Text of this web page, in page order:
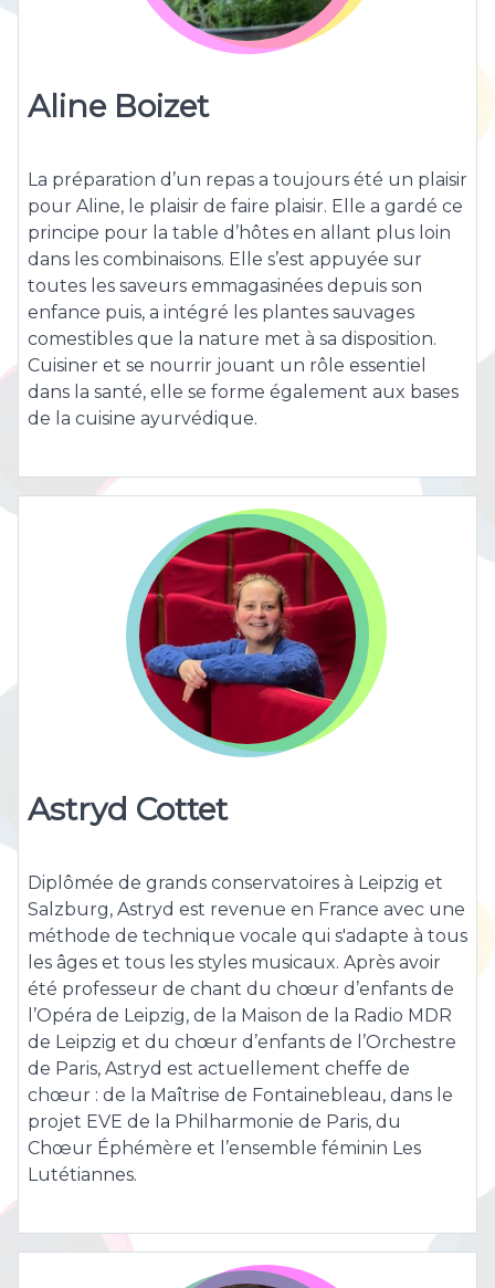
Aline Boizet
La préparation d’un repas a toujours été un plaisir
pour Aline, le plaisir de faire plaisir. Elle a gardé ce
principe pour la table d’hôtes en allant plus loin
dans les combinaisons. Elle s’est appuyée sur
toutes les saveurs emmagasinées depuis son
enfance puis, a intégré les plantes sauvages
comestibles que la nature met à sa disposition.
Cuisiner et se nourrir jouant un rôle essentiel
dans la santé, elle se forme également aux bases
de la cuisine ayurvédique.
Astryd Cottet
Diplômée de grands conservatoires à Leipzig et
Salzburg, Astryd est revenue en France avec une
méthode de technique vocale qui s'adapte à tous
les âges et tous les styles musicaux. Après avoir
été professeur de chant du chœur d’enfants de
l’Opéra de Leipzig, de la Maison de la Radio MDR
de Leipzig et du chœur d’enfants de l’Orchestre
de Paris, Astryd est actuellement cheffe de
chœur : de la Maîtrise de Fontainebleau, dans le
projet EVE de la Philharmonie de Paris, du
Chœur Éphémère et l’ensemble féminin Les
Lutétiannes.